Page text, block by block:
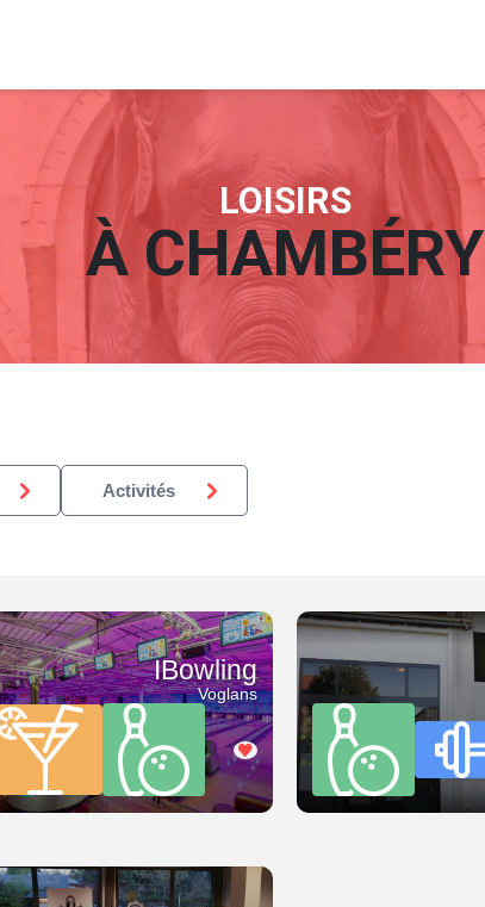
LOISIRS
À CHAMBÉRY
Activités
IBowling
Voglans